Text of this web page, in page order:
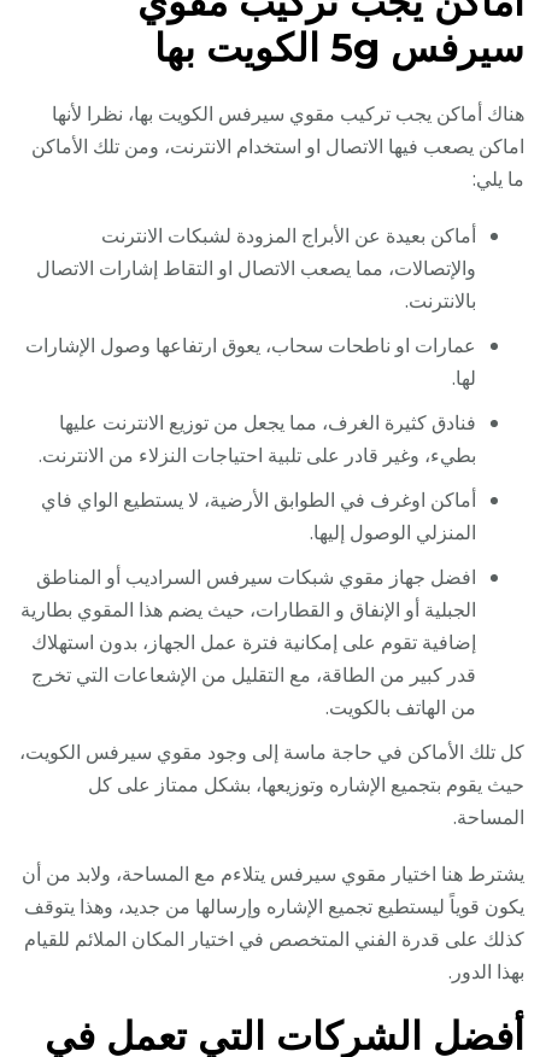
سيرفس 5g الكويت بها
هناك أماكن يجب تركيب مقوي سيرفس الكويت بها، نظرا لأنها
اماكن يصعب فيها الاتصال او استخدام الانترنت، ومن تلك الأماكن
ما يلي:
أماكن بعيدة عن الأبراج المزودة لشبكات الانترنت
والإتصالات، مما يصعب الاتصال او التقاط إشارات الاتصال
بالانترنت.
عمارات او ناطحات سحاب، يعوق ارتفاعها وصول الإشارات
لها.
فنادق كثيرة الغرف، مما يجعل من توزيع الانترنت عليها
بطيء، وغير قادر على تلبية احتياجات النزلاء من الانترنت.
أماكن اوغرف في الطوابق الأرضية، لا يستطيع الواي فاي
المنزلي الوصول إليها.
افضل جهاز مقوي شبكات سيرفس السراديب أو المناطق
الجبلية أو الإنفاق و القطارات، حيث يضم هذا المقوي بطارية
إضافية تقوم على إمكانية فترة عمل الجهاز، بدون استهلاك
قدر كبير من الطاقة، مع التقليل من الإشعاعات التي تخرج
من الهاتف بالكويت.
كل تلك الأماكن في حاجة ماسة إلى وجود مقوي سيرفس الكويت،
حيث يقوم بتجميع الإشاره وتوزيعها، بشكل ممتاز على كل
المساحة.
يشترط هنا اختيار مقوي سيرفس يتلاءم مع المساحة، ولابد من أن
يكون قوياً ليستطيع تجميع الإشاره وإرسالها من جديد، وهذا يتوقف
كذلك على قدرة الفني المتخصص في اختيار المكان الملائم للقيام
بهذا الدور.
أفضل الشركات التي تعمل في